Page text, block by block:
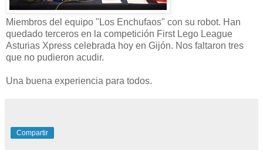
Miembros del equipo "Los Enchufaos" con su robot. Han
quedado terceros en la competición First Lego League
Asturias Xpress celebrada hoy en Gijón. Nos faltaron tres
que no pudieron acudir.
Una buena experiencia para todos.
Compartir